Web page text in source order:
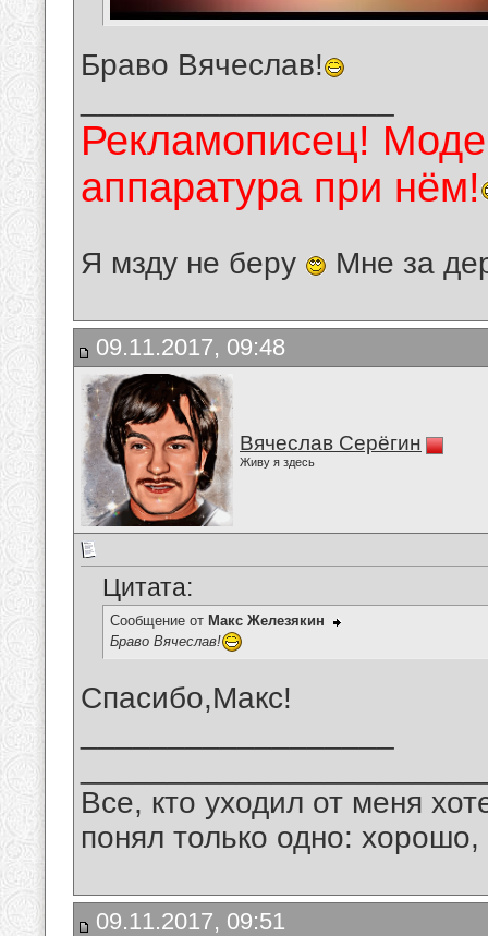
Браво Вячеслав!
Рекламописец!
аппаратура при нём!
Я мзду не беру Мне за
09.11.2017, 09:48
Вячеслав Серёгин
Живу я здесь
Цитата:
Сообщение от Макс Железякин
Браво Вячеслав!
Спасибо,Макс!
Все, кто уходил от меня
понял только одно:
09.11.2017, 09:51